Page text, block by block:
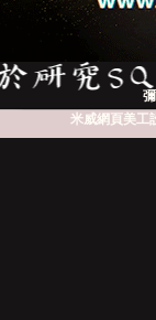
米威網頁美工